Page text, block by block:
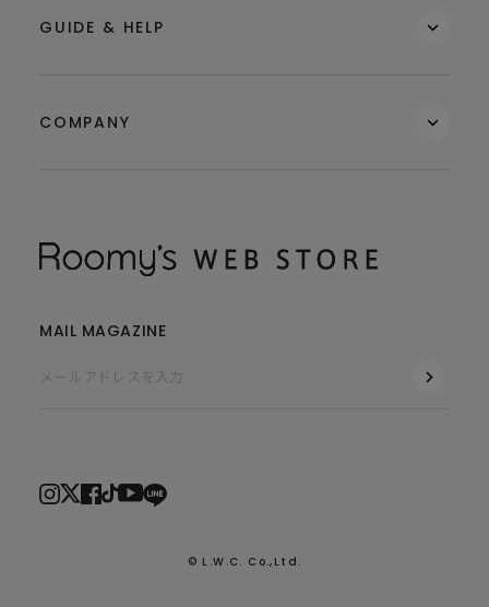
GUIDE & HELP
COMPANY
MAIL MAGAZINE
© L.W.C. Co.,Ltd.